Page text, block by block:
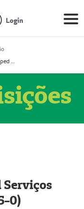
Login
Prestador Oncoped Serviços Médicos (51004335-0)
Serviços
0)